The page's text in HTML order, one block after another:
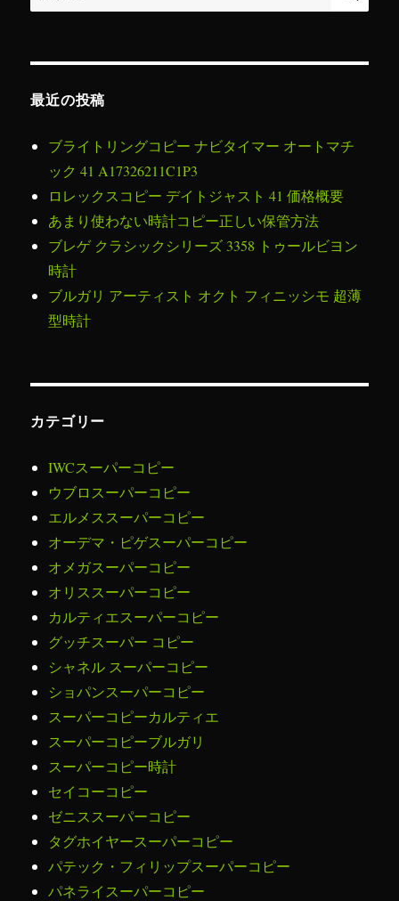
ー
レ
ス
高
い
品
イ
索
象:
最近の投稿
ブライトリングコピー ナビタイマー オートマチ
ック 41 A17326211C1P3
ロレックスコピー デイトジャスト 41 価格概要
あまり使わない時計コピー正しい保管方法
ブレゲ クラシックシリーズ 3358 トゥールビヨン
時計
ブルガリ アーティスト オクト フィニッシモ 超薄
型時計
カテゴリー
IWCスーパーコピー
ウブロスーパーコピー
エルメススーパーコピー
オーデマ・ピゲスーパーコピー
オメガスーパーコピー
オリススーパーコピー
カルティエスーパーコピー
グッチスーパー コピー
シャネル スーパーコピー
ショパンスーパーコピー
スーパーコピーカルティエ
スーパーコピーブルガリ
スーパーコピー時計
セイコーコピー
ゼニススーパーコピー
タグホイヤースーパーコピー
パテック・フィリップスーパーコピー
パネライスーパーコピー